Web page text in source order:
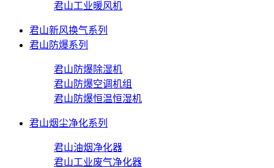
君山工业暖风机
君山新风换气系列
君山防爆系列
君山防爆除湿机
君山防爆空调机组
君山防爆恒温恒湿机
君山烟尘净化系列
君山油烟净化器
君山工业废气净化器